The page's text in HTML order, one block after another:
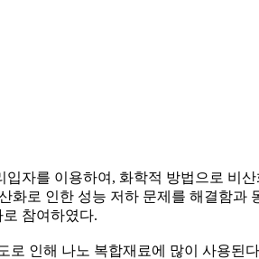
자를 이용하여, 화학적 방법으로 비
화로 인한 성능 저하 문제를 해결함
참여하였다.
인해 나노 복합재료에 많이 사용